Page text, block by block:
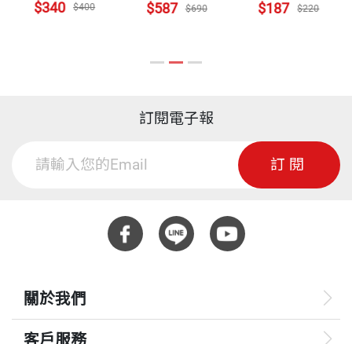
$340 $400 $587 $690 $187 $220
訂閱電子報
訂閱
關於我們
客戶服務